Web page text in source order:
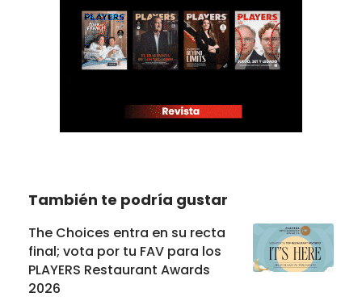
También te podría gustar
The Choices entra en su recta
final; vota por tu FAV para los
PLAYERS Restaurant Awards
2026